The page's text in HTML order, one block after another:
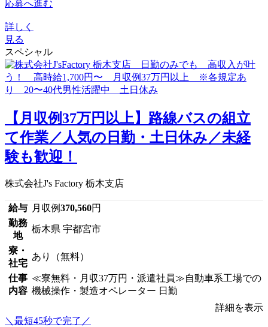
応募へ進む
詳しく
見る
スペシャル
【月収例37万円以上】路線バスの組立
て作業／人気の日勤・土日休み／未経
験も歓迎！
株式会社J's Factory 栃木支店
給与 月収例370,560円
勤務
地
栃木県 宇都宮市
寮・
社宅
あり（無料）
仕事
内容
≪寮無料・月収37万円・派遣社員≫自動車系工場での
機械操作・製造オペレーター 日勤
詳細を表示
＼最短45秒で完了／